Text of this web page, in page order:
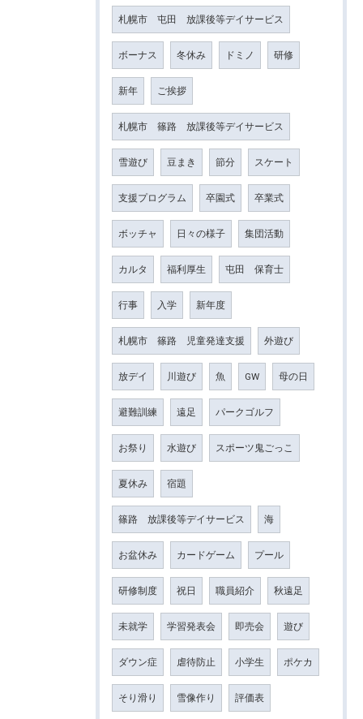
札幌市 屯田 放課後等デイサービス
ボーナス 冬休み ドミノ 研修
新年 ご挨拶
札幌市 篠路 放課後等デイサービス
雪遊び 豆まき 節分 スケート
支援プログラム 卒園式 卒業式
ボッチャ 日々の様子 集団活動
カルタ 福利厚生 屯田 保育士
行事 入学 新年度
札幌市 篠路 児童発達支援 外遊び
放デイ 川遊び 魚 GW 母の日
避難訓練 遠足 パークゴルフ
お祭り 水遊び スポーツ鬼ごっこ
夏休み 宿題
篠路 放課後等デイサービス 海
お盆休み カードゲーム プール
研修制度 祝日 職員紹介 秋遠足
未就学 学習発表会 即売会 遊び
ダウン症 虐待防止 小学生 ポケカ
そり滑り 雪像作り 評価表